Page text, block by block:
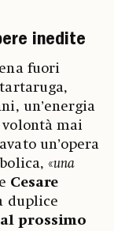
inedite
fuori
un’energia
mai
un’opera
«una
Cesare
duplice
prossimo